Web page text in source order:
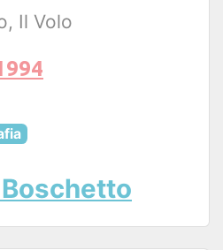
Il Volo